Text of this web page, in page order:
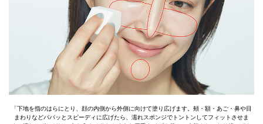
「下地を指のはらにとり、顔の内側から外側に向けて塗り広げます。頰・額・あご・鼻や目
まわりなどパパッとスピーディに広げたら、濡れスポンジでトントンしてフィットさせま